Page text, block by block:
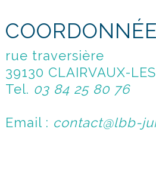
rue traversière
39130 CLAIRVAUX-
Tel. 03 84 25 80 76
Email : contact@lbb-